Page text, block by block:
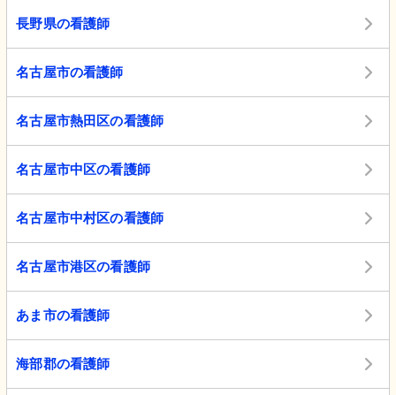
長野県の看護師
名古屋市の看護師
名古屋市熱田区の看護師
名古屋市中区の看護師
名古屋市中村区の看護師
名古屋市港区の看護師
あま市の看護師
海部郡の看護師